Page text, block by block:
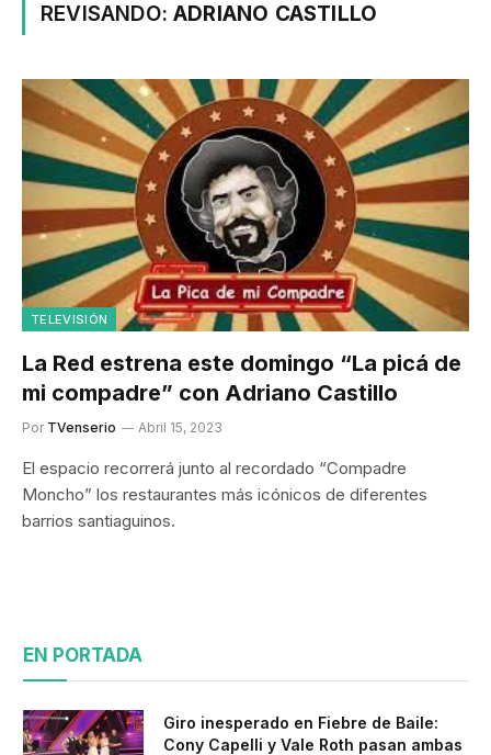
REVISANDO:ADRIANO CASTILLO
TELEVISIÓN
La Red estrena este domingo “La picá de
mi compadre” con Adriano Castillo
Por TVenserio Abril 15, 2023
El espacio recorrerá junto al recordado “Compadre
Moncho” los restaurantes más icónicos de diferentes
barrios santiaguinos.
EN PORTADA
Giro inesperado en Fiebre de Baile:
Cony Capelli y Vale Roth pasan ambas